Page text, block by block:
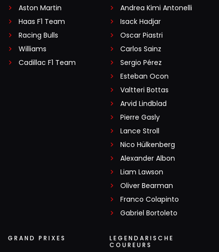
Aston Martin
Haas F1 Team
Racing Bulls
Williams
Cadillac F1 Team
Andrea Kimi Antonelli
Isack Hadjar
Oscar Piastri
Carlos Sainz
Sergio Pérez
Esteban Ocon
Valtteri Bottas
Arvid Lindblad
Pierre Gasly
Lance Stroll
Nico Hülkenberg
Alexander Albon
Liam Lawson
Oliver Bearman
Franco Colapinto
Gabriel Bortoleto
GRAND PRIXES
LEGENDARISCHE
COUREURS